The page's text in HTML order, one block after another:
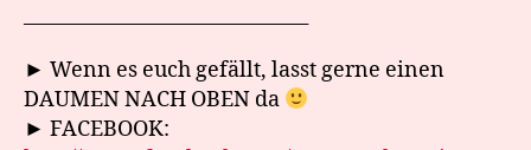
► Wenn es euch gefällt, lasst gerne einen
DAUMEN NACH OBEN da
► FACEBOOK: